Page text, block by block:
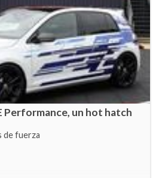
Performance, un hot hatch
de fuerza